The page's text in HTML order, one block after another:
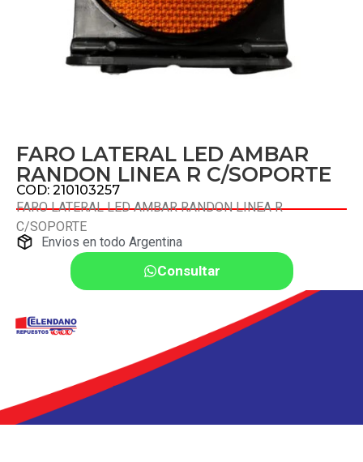
FARO LATERAL LED AMBAR
RANDON LINEA R C/SOPORTE
COD: 210103257
FARO LATERAL LED AMBAR RANDON LINEA R
C/SOPORTE
Envios en todo Argentina
Consultar